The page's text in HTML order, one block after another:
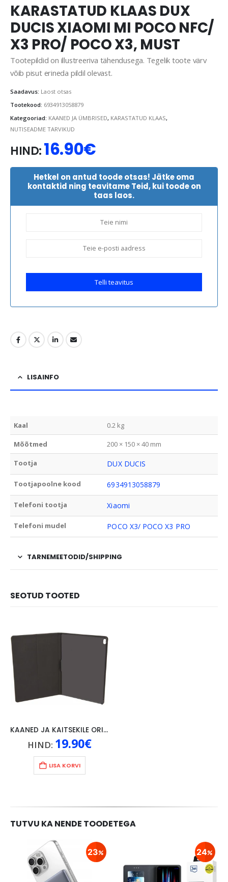
KARASTATUD KLAAS DUX
DUCIS XIAOMI MI POCO NFC/
X3 PRO/ POCO X3, MUST
Tootepildid on illustreeriva tähendusega. Tegelik toote värv
võib pisut erineda pildil olevast.
Saadavus: Laost otsas
Tootekood: 6934913058879
Kategooriad: KAANED JA ÜMBRISED, KARASTATUD KLAAS,
NUTISEADME TARVIKUD
HIND:16.90€
Hetkel on antud toode otsas! Jätke oma
kontaktid ning teavitame Teid, kui toode on
taas laos.
Telli teavitus
LISAINFO
Kaal 0.2 kg
Mõõtmed 200 × 150 × 40 mm
Tootja DUX DUCIS
Tootjapoolne kood 6934913058879
Telefoni tootja Xiaomi
Telefoni mudel POCO X3/ POCO X3 PRO
TARNEMEETODID/SHIPPING
SEOTUD TOOTED
KAANED JA KAITSEKILE ORIGINAAL LENOVO P10, MUST
HIND: 19.90€
LISA KORVI
TUTVU KA NENDE TOODETEGA
23 24